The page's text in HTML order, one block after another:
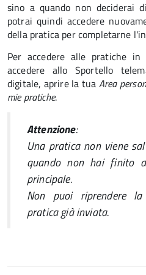
sino a quando non deciderai
potrai quindi accedere
della pratica per completarne
Per accedere alle pratiche in
accedere allo Sportello
digitale, aprire la tua Area
mie pratiche.
Attenzione:
Una pratica non viene
quando non hai finito
principale.
Non puoi riprendere
pratica già inviata.